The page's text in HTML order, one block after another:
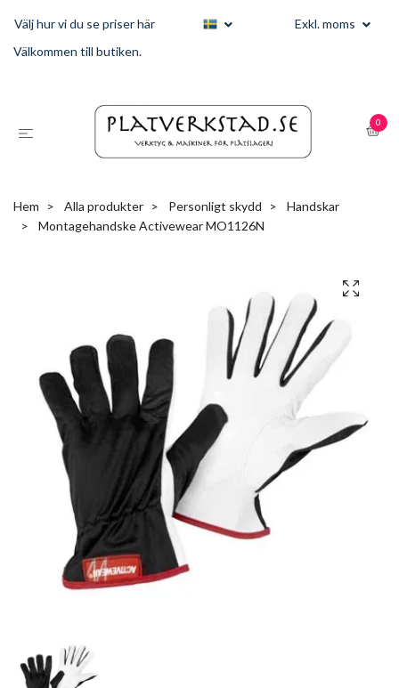
Välj hur vi du se priser här
Exkl. moms
Välkommen till butiken.
0
Hem Alla produkter Personligt skydd
Handskar
Montagehandske Activewear MO1126N